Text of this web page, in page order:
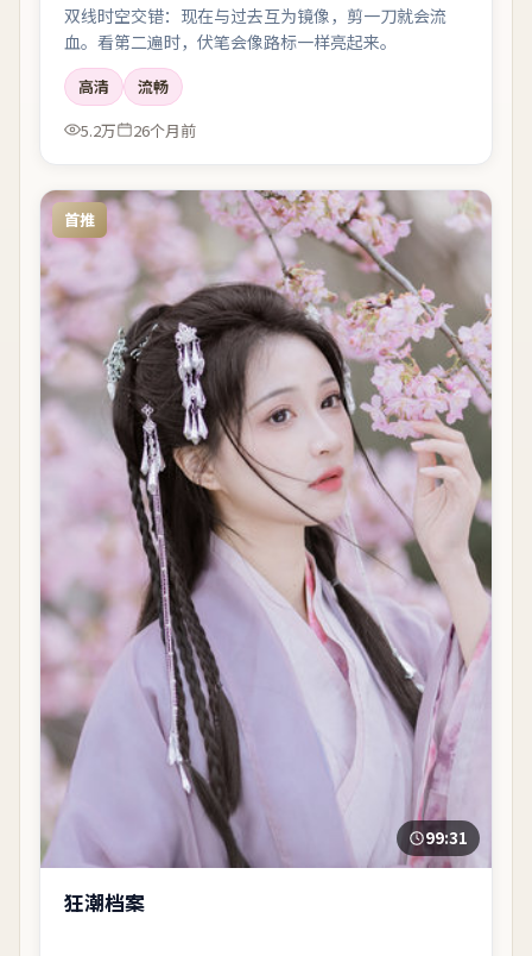
双线时空交错：现在与过去互为镜像，剪一刀就会流
血。看第二遍时，伏笔会像路标一样亮起来。
高清
流畅
5.2万
26个月前
首推
99:31
狂潮档案